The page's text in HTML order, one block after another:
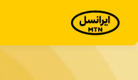
مشترکان شخصی